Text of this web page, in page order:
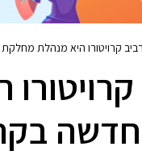
קרויטורו היא מנהלת